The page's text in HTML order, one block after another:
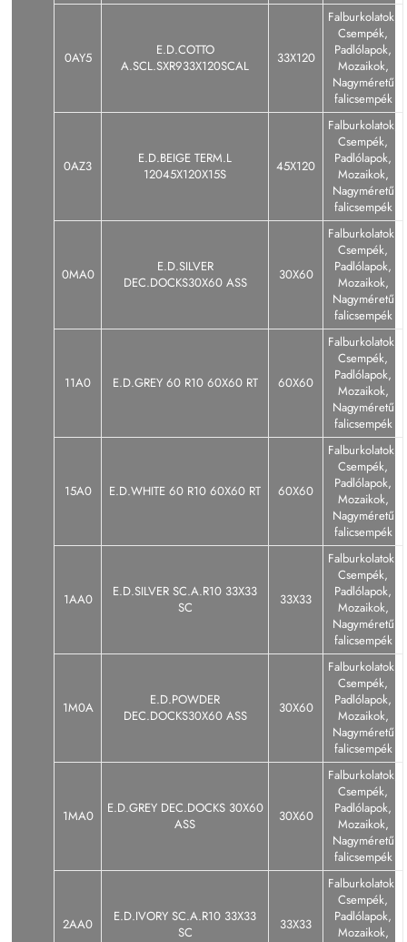
0AY5
E.D.COTTO
A.SCL.SXR933X120SCAL
33X120
Falburkolatok,
Csempék,
Padlólapok,
Mozaikok,
Nagyméretű
falicsempék
0AZ3
E.D.BEIGE TERM.L
12045X120X15S
45X120
Falburkolatok,
Csempék,
Padlólapok,
Mozaikok,
Nagyméretű
falicsempék
0MA0
E.D.SILVER
DEC.DOCKS30X60 ASS
30X60
Falburkolatok,
Csempék,
Padlólapok,
Mozaikok,
Nagyméretű
falicsempék
11A0 E.D.GREY 60 R10 60X60 RT 60X60
Falburkolatok,
Csempék,
Padlólapok,
Mozaikok,
Nagyméretű
falicsempék
15A0 E.D.WHITE 60 R10 60X60 RT 60X60
Falburkolatok,
Csempék,
Padlólapok,
Mozaikok,
Nagyméretű
falicsempék
1AA0
E.D.SILVER SC.A.R10 33X33
SC
33X33
Falburkolatok,
Csempék,
Padlólapok,
Mozaikok,
Nagyméretű
falicsempék
1M0A
E.D.POWDER
DEC.DOCKS30X60 ASS
30X60
Falburkolatok,
Csempék,
Padlólapok,
Mozaikok,
Nagyméretű
falicsempék
1MA0
E.D.GREY DEC.DOCKS 30X60
ASS
30X60
Falburkolatok,
Csempék,
Padlólapok,
Mozaikok,
Nagyméretű
falicsempék
2AA0
E.D.IVORY SC.A.R10 33X33
SC
33X33
Falburkolatok,
Csempék,
Padlólapok,
Mozaikok,